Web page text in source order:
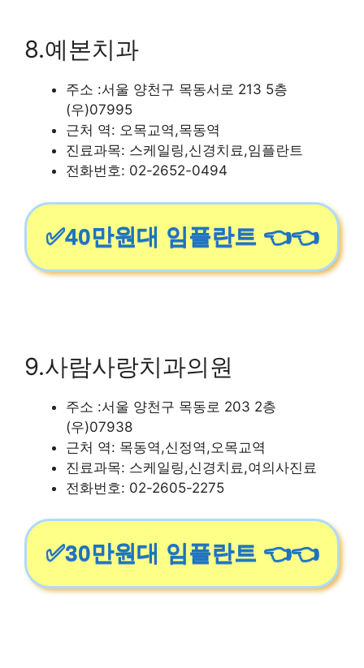
8.예본치과
주소 :서울 양천구 목동서로 213 5층
(우)07995
근처 역: 오목교역,목동역
진료과목: 스케일링,신경치료,임플란트
전화번호: 02-2652-0494
✅40만원대 임플란트 👈👈
9.사람사랑치과의원
주소 :서울 양천구 목동로 203 2층
(우)07938
근처 역: 목동역,신정역,오목교역
진료과목: 스케일링,신경치료,여의사진료
전화번호: 02-2605-2275
✅30만원대 임플란트 👈👈